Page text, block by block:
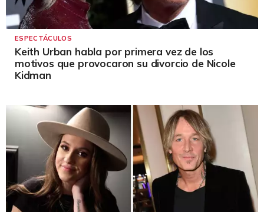
ESPECTÁCULOS
Keith Urban habla por primera vez de los
motivos que provocaron su divorcio de Nicole
Kidman